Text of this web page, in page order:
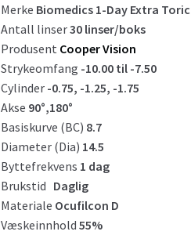
Merke Biomedics 1-Day Extra Toric
Antall linser30 linser/boks
Produsent Cooper Vision
Strykeomfang -10.00 til -7.50
Cylinder -0.75, -1.25, -1.75
Akse 90°,180°
Basiskurve (BC) 8.7
Diameter (Dia) 14.5
Byttefrekvens 1 dag
Brukstid Daglig
Materiale Ocufilcon D
Væskeinnhold55%